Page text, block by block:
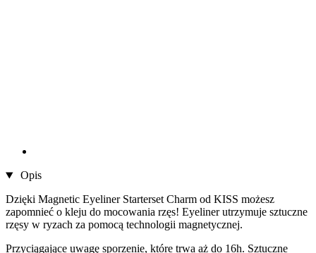
Opis
Dzięki Magnetic Eyeliner Starterset Charm od KISS możesz
zapomnieć o kleju do mocowania rzęs! Eyeliner utrzymuje sztuczne
rzęsy w ryzach za pomocą technologii magnetycznej.
Przyciągające uwagę sporzenie, które trwa aż do 16h. Sztuczne